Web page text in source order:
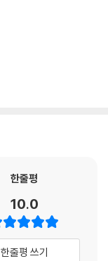
한줄평
10.0
한줄평 쓰기